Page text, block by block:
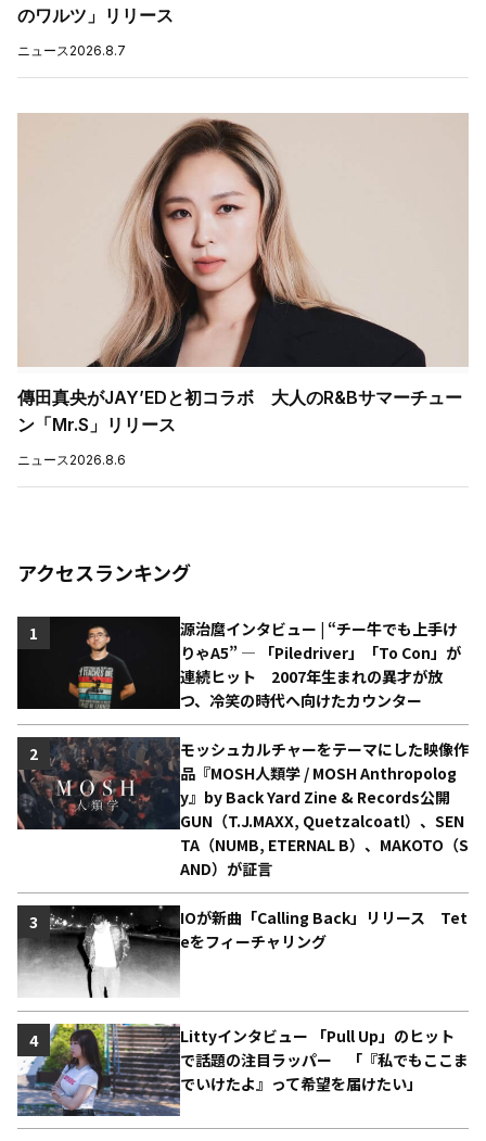
のワルツ」リリース
ニュース 2026.8.7
傳田真央がJAY’EDと初コラボ 大人のR&Bサマーチュー
ン「Mr.S」リリース
ニュース 2026.8.6
アクセスランキング
源治麿インタビュー | “チー牛でも上手け
りゃA5” ― 「Piledriver」「To Con」が
連続ヒット 2007年生まれの異才が放
つ、冷笑の時代へ向けたカウンター
1
モッシュカルチャーをテーマにした映像作
品『MOSH人類学 / MOSH Anthropolog
y』by Back Yard Zine & Records公開
GUN（T.J.MAXX, Quetzalcoatl）、SEN
TA（NUMB, ETERNAL B）、MAKOTO（S
AND）が証言
2
IOが新曲「Calling Back」リリース Tet
eをフィーチャリング
3
Littyインタビュー 「Pull Up」のヒット
で話題の注目ラッパー 「『私でもここま
でいけたよ』って希望を届けたい」
4